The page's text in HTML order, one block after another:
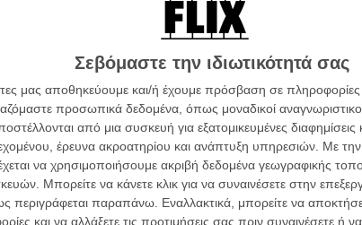
Σεβόμαστε την ιδιωτικότητά σας
μας αποθηκεύουμε και/ή έχουμε πρόσβαση σε
προσωπικά δεδομένα, όπως μοναδικοί
από μια συσκευή για εξατομικευμένες διαφημίσεις
έρευνα ακροατηρίου και ανάπτυξη υπηρεσιών. Με την
να χρησιμοποιήσουμε ακριβή δεδομένα γεωγραφικής
Μπορείτε να κάνετε κλικ για να συναινέσετε στην
περιγράφεται παραπάνω. Εναλλακτικά, μπορείτε να
και να αλλάξετε τις προτιμήσεις σας πριν συναινέσετε ή
σε μια δική του ιστορία και ήταν από την αρχή
ταινία με τον γιο του, Τζέιντεν Σμιθ μετά το «The
σε αυτήν την ταινία κρύβεται η ευκαιρία να
επιτέλους ως ένας μεγάλος auteur.
και κατά τη διάρκεια της συγγραφής του
χρειάζεσαι χαρακτήρες, πως εκτός από plot twists
πως τα κλισέ υπάρχουν ή για να τα αποφύγεις ή για
αναπαράγεις μέχρι τελικής πτώσης χωρίς ίχνος